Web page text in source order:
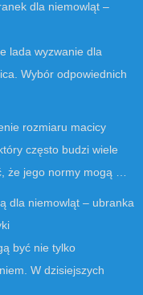
dla niemowląt –
lada wyzwanie dla
Wybór odpowiednich
rozmiaru macicy
często budzi wiele
że jego normy mogą …
dla niemowląt – ubranka
być nie tylko
W dzisiejszych